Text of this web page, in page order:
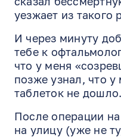
уезжает из такого
И через минуту
тебе к
что у меня
позже узнал, что
таблеток не дошло.
После операции
на улицу (уже не